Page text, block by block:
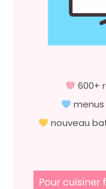
600+
nouveau